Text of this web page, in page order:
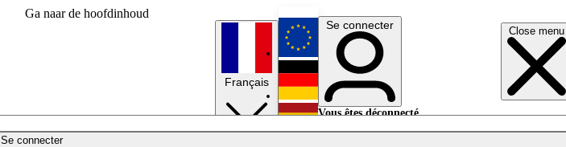
Ga naar de hoofdinhoud
Close menu
Se connecter
Français
English
Deutsch
Se connecter
Vous êtes déconnecté.